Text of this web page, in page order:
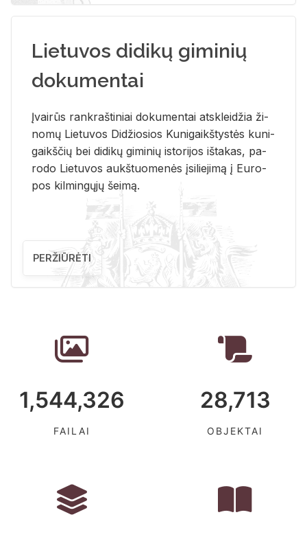
Lietuvos didikų giminių
dokumentai
Įvai­rūs rank­raš­ti­niai do­ku­men­tai at­sklei­džia ži­
no­mų Lie­tu­vos Di­džio­sios Ku­ni­gaikš­tys­tės ku­ni­
gaikš­čių bei di­di­kų gi­mi­nių is­to­ri­jos iš­ta­kas, pa­
ro­do Lie­tu­vos aukš­tuo­me­nės įsi­lie­ji­mą į Eu­ro­
pos kil­min­gų­jų šei­mą.
PERŽIŪRĖTI
1,544,326
FAILAI
28,713
OBJEKTAI